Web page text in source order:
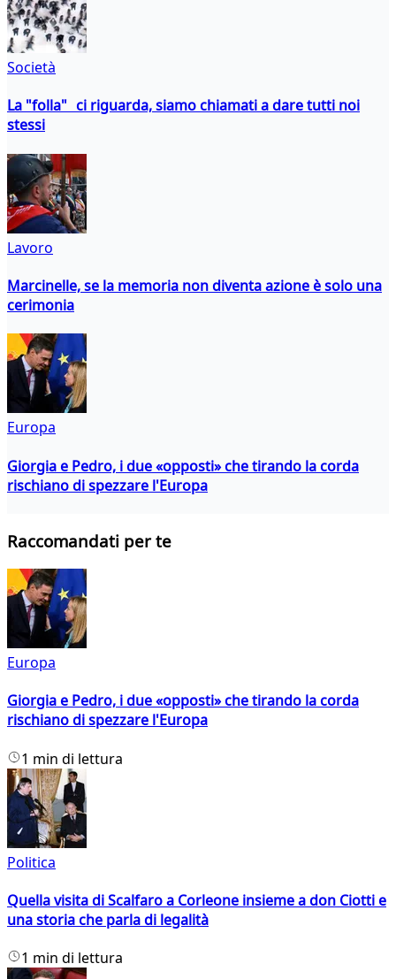
Società
La "folla" ci riguarda, siamo chiamati a dare tutti noi
stessi
Lavoro
Marcinelle, se la memoria non diventa azione è solo una
cerimonia
Europa
Giorgia e Pedro, i due «opposti» che tirando la corda
rischiano di spezzare l'Europa
Raccomandati per te
Europa
Giorgia e Pedro, i due «opposti» che tirando la corda
rischiano di spezzare l'Europa
1 min di lettura
Politica
Quella visita di Scalfaro a Corleone insieme a don Ciotti e
una storia che parla di legalità
1 min di lettura